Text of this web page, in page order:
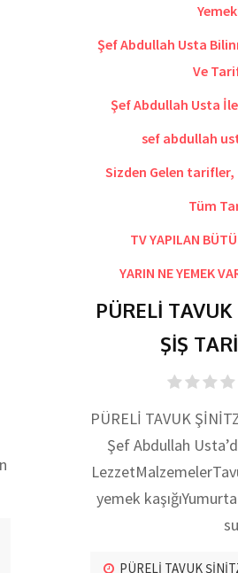
Şef Abdullah Usta
Ve
Şef Abdullah Usta
sef abdullah
Sizden Gelen tarifler,
Tüm
TV YAPILAN
YARIN NE YEMEK
PÜRELİ
ŞİŞ
PÜRELİ TAVUK
Şef Abdullah
yemek
su
PÜRELİ TAVUK